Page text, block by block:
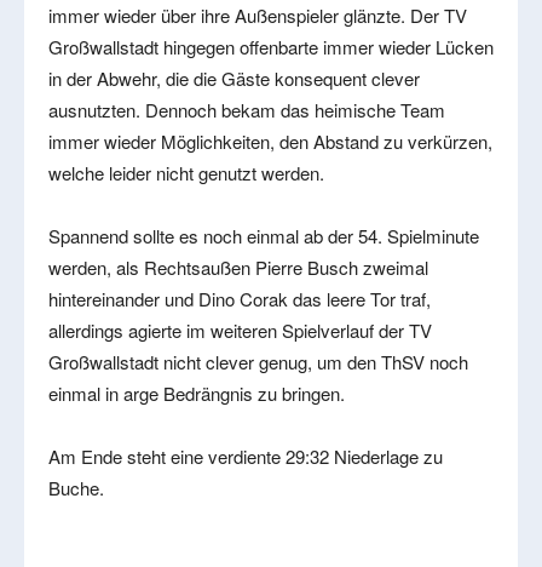
immer wieder über ihre Außenspieler glänzte. Der TV
Großwallstadt hingegen offenbarte immer wieder Lücken
in der Abwehr, die die Gäste konsequent clever
ausnutzten. Dennoch bekam das heimische Team
immer wieder Möglichkeiten, den Abstand zu verkürzen,
welche leider nicht genutzt werden.
Spannend sollte es noch einmal ab der 54. Spielminute
werden, als Rechtsaußen Pierre Busch zweimal
hintereinander und Dino Corak das leere Tor traf,
allerdings agierte im weiteren Spielverlauf der TV
Großwallstadt nicht clever genug, um den ThSV noch
einmal in arge Bedrängnis zu bringen.
Am Ende steht eine verdiente 29:32 Niederlage zu
Buche.